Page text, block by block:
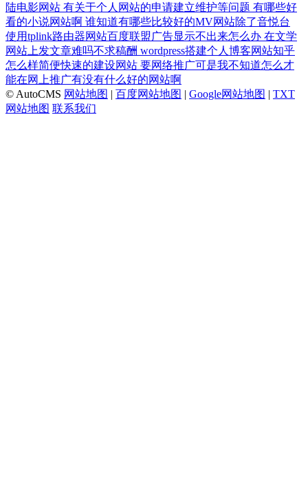
陆电影网站 有关于个人网站的申请建立维护等问题 有哪些好
看的小说网站啊 谁知道有哪些比较好的MV网站除了音悦台
使用tplink路由器网站百度联盟广告显示不出来怎么办 在文学
网站上发文章难吗不求稿酬 wordpress搭建个人博客网站知乎
怎么样简便快速的建设网站 要网络推广可是我不知道怎么才
能在网上推广有没有什么好的网站啊
© AutoCMS 网站地图 | 百度网站地图 | Google网站地图 | TXT
网站地图 联系我们